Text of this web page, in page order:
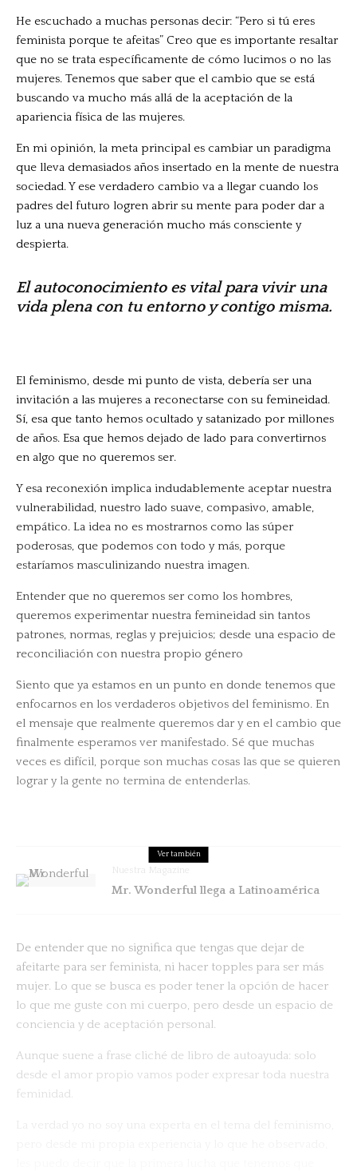
He escuchado a muchas personas decir: “Pero si tú eres
feminista porque te afeitas” Creo que es importante resaltar
que no se trata específicamente de cómo lucimos o no las
mujeres. Tenemos que saber que el cambio que se está
buscando va mucho más allá de la aceptación de la
apariencia física de las mujeres.
En mi opinión, la meta principal es cambiar un paradigma
que lleva demasiados años insertado en la mente de nuestra
sociedad. Y ese verdadero cambio va a llegar cuando los
padres del futuro logren abrir su mente para poder dar a
luz a una nueva generación mucho más consciente y
despierta.
El autoconocimiento es vital para vivir una
vida plena con tu entorno y contigo misma.
El feminismo, desde mi punto de vista, debería ser una
invitación a las mujeres a reconectarse con su femineidad.
Sí, esa que tanto hemos ocultado y satanizado por millones
de años. Esa que hemos dejado de lado para convertirnos
en algo que no queremos ser.
Y esa reconexión implica indudablemente aceptar nuestra
vulnerabilidad, nuestro lado suave, compasivo, amable,
empático. La idea no es mostrarnos como las súper
poderosas, que podemos con todo y más, porque
estaríamos masculinizando nuestra imagen.
Entender que no queremos ser como los hombres,
queremos experimentar nuestra femineidad sin tantos
patrones, normas, reglas y prejuicios; desde una espacio de
reconciliación con nuestra propio género
Siento que ya estamos en un punto en donde tenemos que
enfocarnos en los verdaderos objetivos del feminismo. En
el mensaje que realmente queremos dar y en el cambio que
finalmente esperamos ver manifestado. Sé que muchas
veces es difícil, porque son muchas cosas las que se quieren
lograr y la gente no termina de entenderlas.
Ver también
Nuestra Magazine
Mr. Wonderful llega a Latinoamérica
De entender que no significa que tengas que dejar de
afeitarte para ser feminista, ni hacer topples para ser más
mujer. Lo que se busca es poder tener la opción de hacer
lo que me guste con mi cuerpo, pero desde un espacio de
conciencia y de aceptación personal.
Aunque suene a frase cliché de libro de autoayuda: solo
desde el amor propio vamos poder expresar toda nuestra
feminidad.